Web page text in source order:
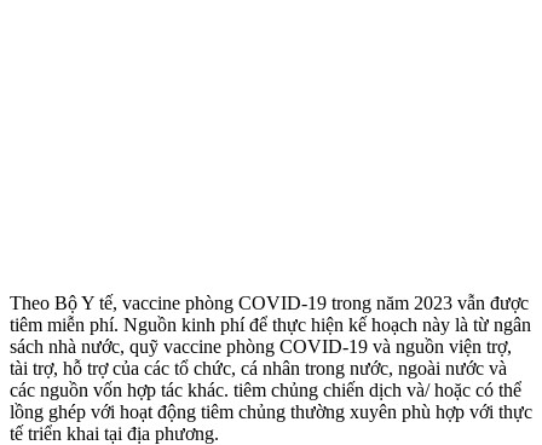
Theo Bộ Y tế, vaccine phòng COVID-19 trong năm 2023 vẫn được
tiêm miễn phí. Nguồn kinh phí để thực hiện kế hoạch này là từ ngân
sách nhà nước, quỹ vaccine phòng COVID-19 và nguồn viện trợ,
tài trợ, hỗ trợ của các tổ chức, cá nhân trong nước, ngoài nước và
các nguồn vốn hợp tác khác. tiêm chủng chiến dịch và/ hoặc có thể
lồng ghép với hoạt động tiêm chủng thường xuyên phù hợp với thực
tế triển khai tại địa phương.